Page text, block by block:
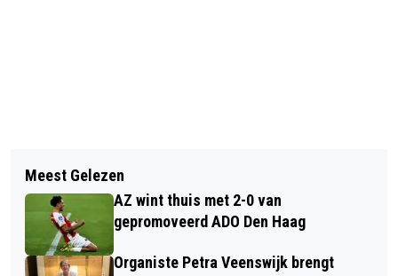
‘STERKSTE DEELNEMERSVELD OOIT’
BIJ JUBILEUMEDITIE TATA STEEL
CHESS TOURNAMENT
HITMUSICAL GREASE KOMT NAAR
ALKMAAR!
Meest Gelezen
AZ wint thuis met 2-0 van
gepromoveerd ADO Den Haag
Organiste Petra Veenswijk brengt